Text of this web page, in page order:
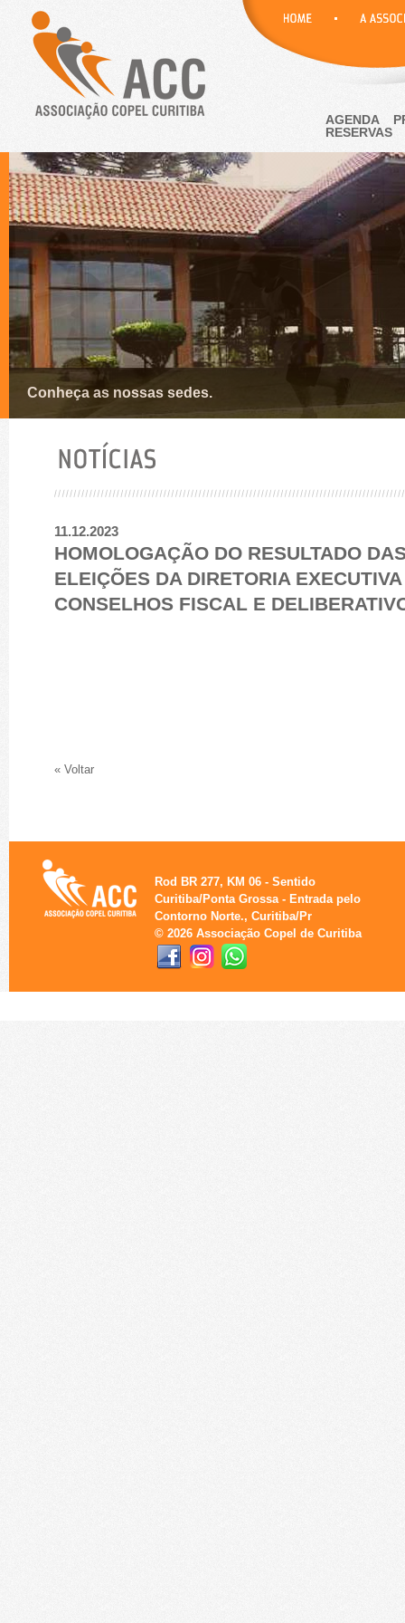
AGENDA
RESERVAS
Conheça as nossas sedes.
11.12.2023
HOMOLOGAÇÃO DO RESULTADO
ELEIÇÕES DA DIRETORIA
CONSELHOS FISCAL E
« Voltar
Rod BR 277, KM 06 - Sentido
Curitiba/Ponta Grossa - Entrada pelo
Contorno Norte., Curitiba/Pr
© 2026 Associação Copel de Curitiba